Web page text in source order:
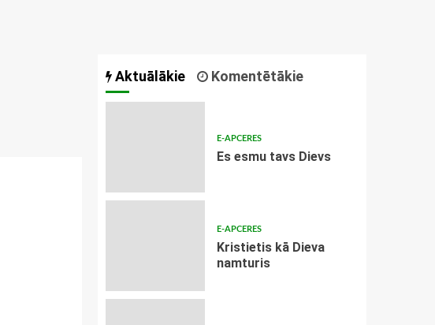
Aktuālākie Komentētākie
E-APCERES
Es esmu tavs Dievs
E-APCERES
Kristietis kā Dieva
namturis